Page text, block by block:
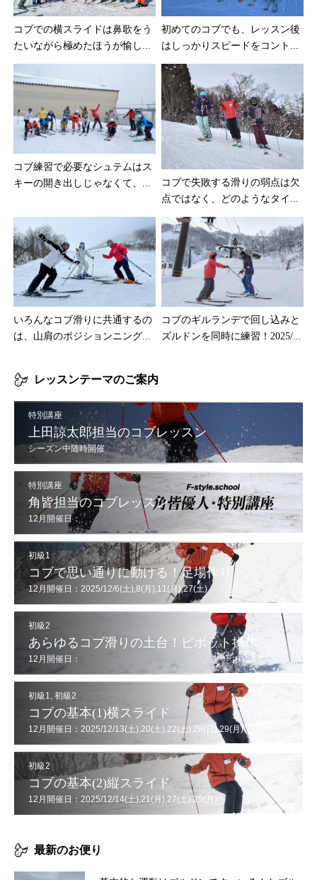
コブでの横スライドは鼻歌をう
たいながら極めたほうが愉し...
初めてのコブでも、レッスン後
はしっかりスピードをコント...
コブ練習で必要なシュテムはス
キーの開き出しじゃなくて、...
コブで失敗する滑りの弱点は欠
点ではなく、どのようなタイ...
いろんなコブ滑りに共通するの
は、山肩のポジションニング...
コブのギルランデで回し込みと
ズルドンを同時に練習！2025/...
レッスンテーマのご案内
特別講座
上田諒太郎担当のコブレッスン
シーズン中随時開催
特別講座
角皆担当のコブレッスン
12月開催日：
12/6(土),7(日),13(土),14(日),20(土),21(日),30(火),31(水)
初級1
コブで思い通りに動ける！足場作り
12月開催日：2025/12/6(土),8(月),11(月),27(土)
初級2
あらゆるコブ滑りの土台！ピボット操作
12月開催日：
2025/12/7(日),12(金),20(土),21(日),26(金),29(月),30(火)
初級1, 初級2
コブの基本(1)横スライド
12月開催日：2025/12/13(土),20(土),22(土),28(日),29(月)
初級2
コブの基本(2)縦スライド
12月開催日：2025/12/14(土),21(月),27(土),29(月)
最新のお便り